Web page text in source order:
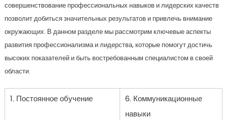
совершенствование профессиональных навыков и лидерских качеств
позволит добиться значительных результатов и привлечь внимание
окружающих. В данном разделе мы рассмотрим ключевые аспекты
развития профессионализма и лидерства, которые помогут достичь
высоких показателей и быть востребованным специалистом в своей
области.
1. Постоянное обучение
6. Коммуникационные
навыки